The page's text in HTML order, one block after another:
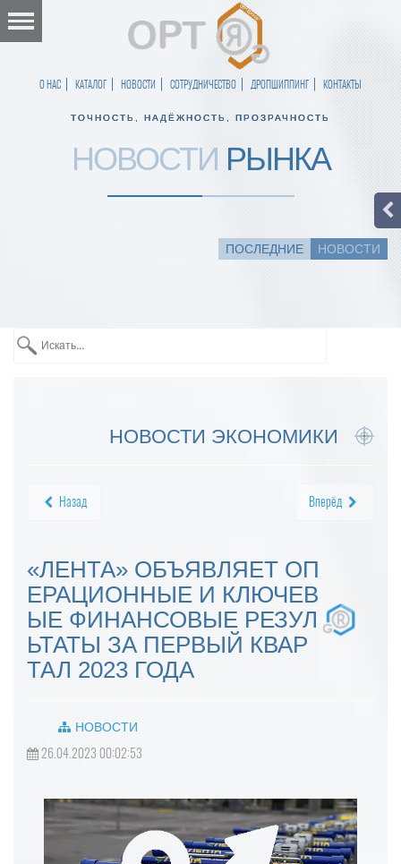
О НАС КАТАЛОГ НОВОСТИ СОТРУДНИЧЕСТВО ДРОПШИППИНГ КОНТАКТЫ
ТОЧНОСТЬ, НАДЁЖНОСТЬ, ПРОЗРАЧНОСТЬ
НОВОСТИ РЫНКА
ПОСЛЕДНИЕ НОВОСТИ
НОВОСТИ ЭКОНОМИКИ
Назад Вперёд
«ЛЕНТА» ОБЪЯВЛЯЕТ ОП
ЕРАЦИОННЫЕ И КЛЮЧЕВ
ЫЕ ФИНАНСОВЫЕ РЕЗУЛ
ЬТАТЫ ЗА ПЕРВЫЙ КВАР
ТАЛ 2023 ГОДА
НОВОСТИ
26.04.2023 00:02:53